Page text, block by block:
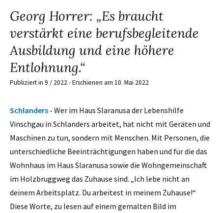
Georg Horrer: „Es braucht
verstärkt eine berufsbegleitende
Ausbildung und eine höhere
Entlohnung.“
Publiziert in 9 / 2022 - Erschienen am 10. Mai 2022
Schlanders - Wer im Haus Slaranusa der Lebenshilfe
Vinschgau in Schlanders arbeitet, hat nicht mit Geräten und
Maschinen zu tun, sondern mit Menschen. Mit Personen, die
unterschiedliche Beeinträchtigungen haben und für die das
Wohnhaus im Haus Slaranusa sowie die Wohngemeinschaft
im Holzbruggweg das Zuhause sind. „Ich lebe nicht an
deinem Arbeitsplatz. Du arbeitest in meinem Zuhause!“
Diese Worte, zu lesen auf einem gemalten Bild im